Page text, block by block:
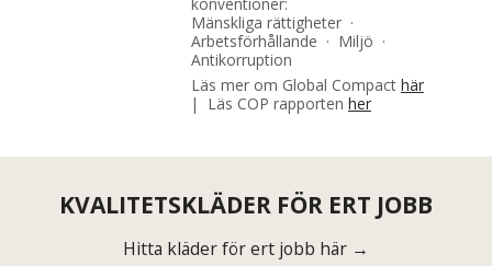
Mänskliga rättigheter ·
Arbetsförhållande · Miljö ·
Antikorruption
Läs mer om Global Compact här
| Läs COP rapporten her
KVALITETSKLÄDER FÖR ERT JOBB
Hitta kläder för ert jobb här →